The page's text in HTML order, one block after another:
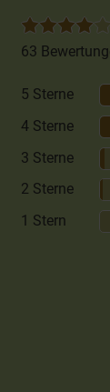
63
5 Sterne
4 Sterne
3 Sterne
2 Sterne
1 Stern